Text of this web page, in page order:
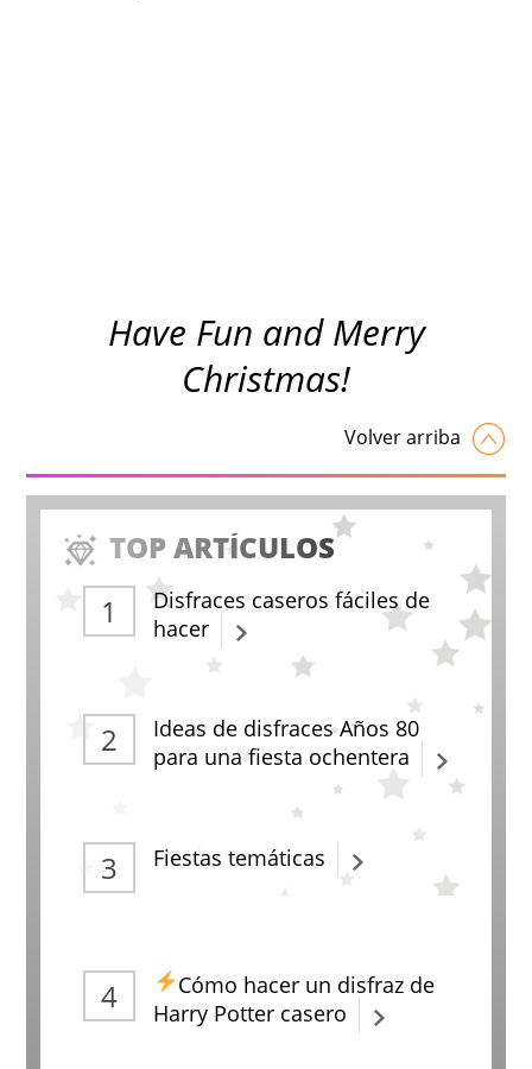
Have Fun and Merry
Christmas!
Volver arriba
TOP ARTÍCULOS
Disfraces caseros fáciles de
hacer
Ideas de disfraces Años 80
para una fiesta ochentera
Fiestas temáticas
Cómo hacer un disfraz de
Harry Potter casero